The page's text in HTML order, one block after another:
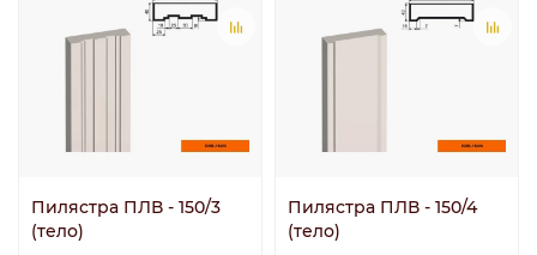
Пилястра ПЛВ - 150/3
(тело)
Пилястра ПЛВ - 150/4
(тело)